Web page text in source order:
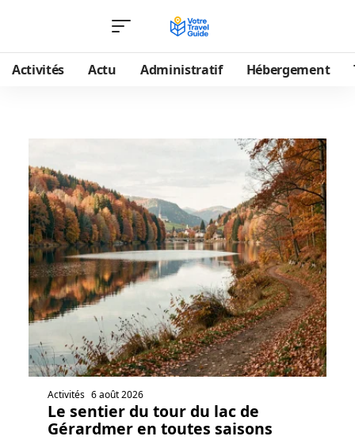
Activités Actu Administratif Hébergement
Activités 6 août 2026
Le sentier du tour du lac de
Gérardmer en toutes saisons